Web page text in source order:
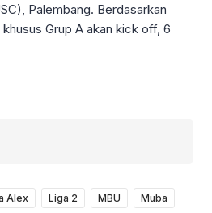
Palembang. Berdasarkan
Grup A akan kick off, 6
Alex Liga 2 MBU Muba